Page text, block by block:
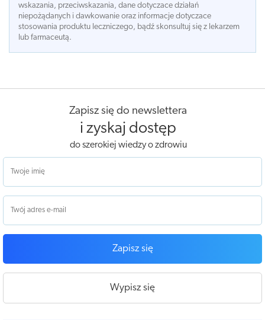
wskazania, przeciwskazania, dane dotyczace działań
niepożądanych i dawkowanie oraz informacje dotyczace
stosowania produktu leczniczego, bądź skonsultuj się z lekarzem
lub farmaceutą.
Zapisz się do newslettera
i zyskaj dostęp
do szerokiej wiedzy o zdrowiu
Zapisz się
Wypisz się